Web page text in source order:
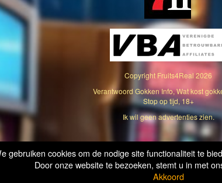
gebruiken cookies om de nodige site functionaliteit te
Door onze website te bezoeken, stemt u in met
Akkoord
Copyright Fruits4Real 2026
Verantwoord Gokken Info, Wat kost
Stop op tijd, 18+
Ik wil geen advertenties zien.